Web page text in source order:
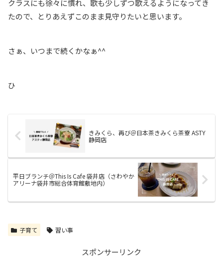
クラスにも徐々に慣れ、歌も少しずつ歌えるようになってき
たので、とりあえずこのまま見守りたいと思います。
さぁ、いつまで続くかなぁ^^
ひ
きみくら、再び＠日本茶きみくら茶寮 ASTY
静岡店
平日ブランチ＠This Is Cafe 袋井店（さわやか
アリーナ袋井市総合体育館敷地内）
子育て 習い事
スポンサーリンク